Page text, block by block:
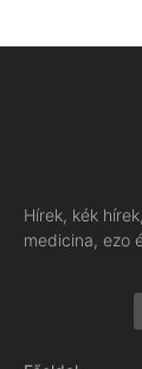
Hírek, kék
medicina, ezo